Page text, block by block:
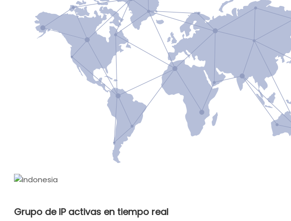
Grupo de IP activas en tiempo real